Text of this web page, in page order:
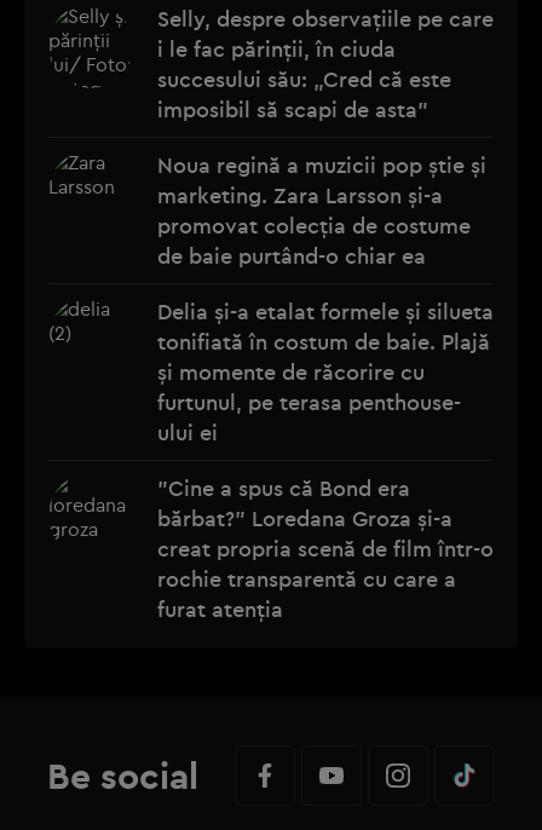
Selly, despre observațiile pe care
i le fac părinții, în ciuda
succesului său: „Cred că este
imposibil să scapi de asta”
Noua regină a muzicii pop știe și
marketing. Zara Larsson și-a
promovat colecția de costume
de baie purtând-o chiar ea
Delia și-a etalat formele și silueta
tonifiată în costum de baie. Plajă
și momente de răcorire cu
furtunul, pe terasa penthouse-
ului ei
"Cine a spus că Bond era
bărbat?" Loredana Groza și-a
creat propria scenă de film într-o
rochie transparentă cu care a
furat atenția
Be social